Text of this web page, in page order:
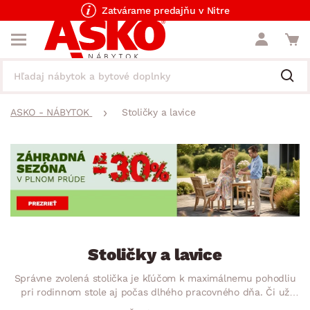
Zatvárame predajňu v Nitre
ASKO - NÁBYTOK Stoličky a lavice
Stoličky a lavice
Správne zvolená stolička je kľúčom k maximálnemu pohodliu
pri rodinnom stole aj počas dlhého pracovného dňa. Či už